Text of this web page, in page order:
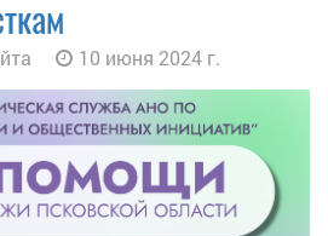
10 июня 2024 г.